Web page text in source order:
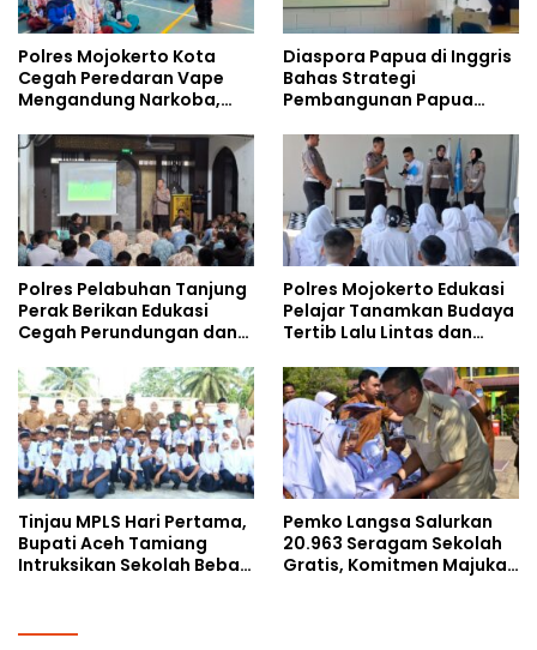
Polres Mojokerto Kota
Cegah Peredaran Vape
Mengandung Narkoba,
Kalangan Remaja
Diaspora Papua di Inggris
Bahas Strategi
Pembangunan Papua
Doktoral Internasional
Polres Pelabuhan Tanjung
Perak Berikan Edukasi
Cegah Perundungan dan
kepada Pelajar MPLS
Polres Mojokerto Edukasi
Pelajar Tanamkan Budaya
Tertib Lalu Lintas dan
Tinjau MPLS Hari Pertama,
Bupati Aceh Tamiang
Intruksikan Sekolah Bebas
Pemko Langsa Salurkan
20.963 Seragam Sekolah
Gratis, Komitmen Majukan